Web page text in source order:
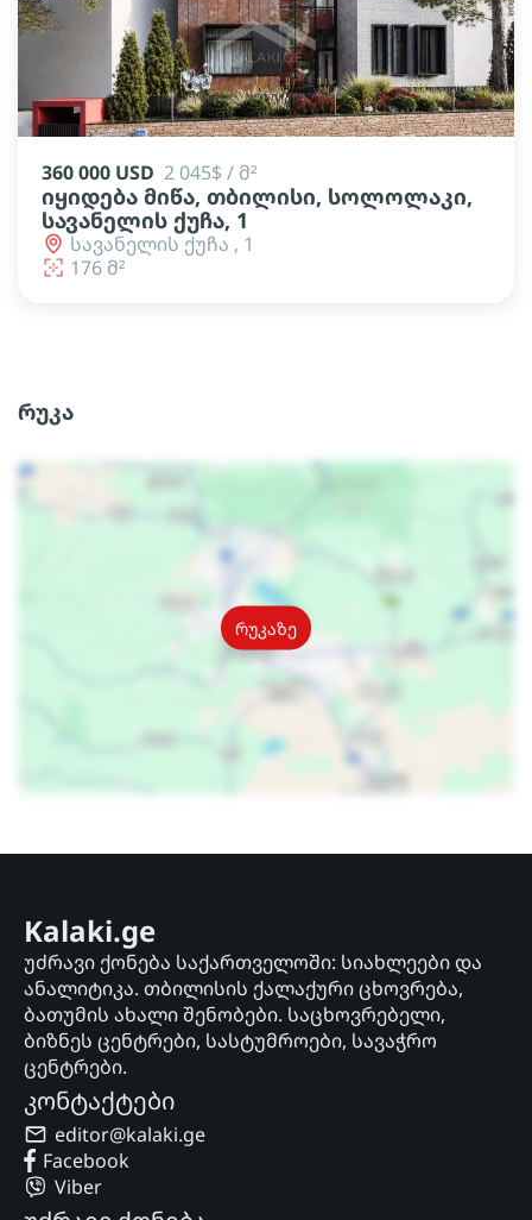
360 000 USD 2 045$ / მ²
იყიდება მიწა, თბილისი, სოლოლაკი,
სავანელის ქუჩა, 1
სავანელის ქუჩა , 1
176 მ²
რუკა
რუკაზე
Kalaki.ge
უძრავი ქონება საქართველოში: სიახლეები და
ანალიტიკა. თბილისის ქალაქური ცხოვრება,
ბათუმის ახალი შენობები. საცხოვრებელი,
ბიზნეს ცენტრები, სასტუმროები, სავაჭრო
ცენტრები.
კონტაქტები
editor@kalaki.ge
Facebook
Viber